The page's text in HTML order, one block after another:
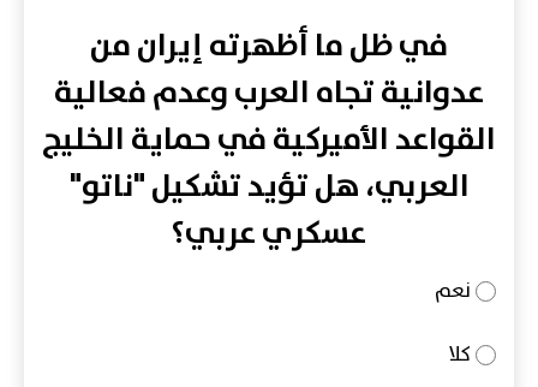
في ظل ما أظهرته إيران من
عدوانية تجاه العرب وعدم فعالية
القواعد الأميركية في حماية الخليج
العربي، هل تؤيد تشكيل "ناتو"
عسكري عربي؟
نعم
كلا